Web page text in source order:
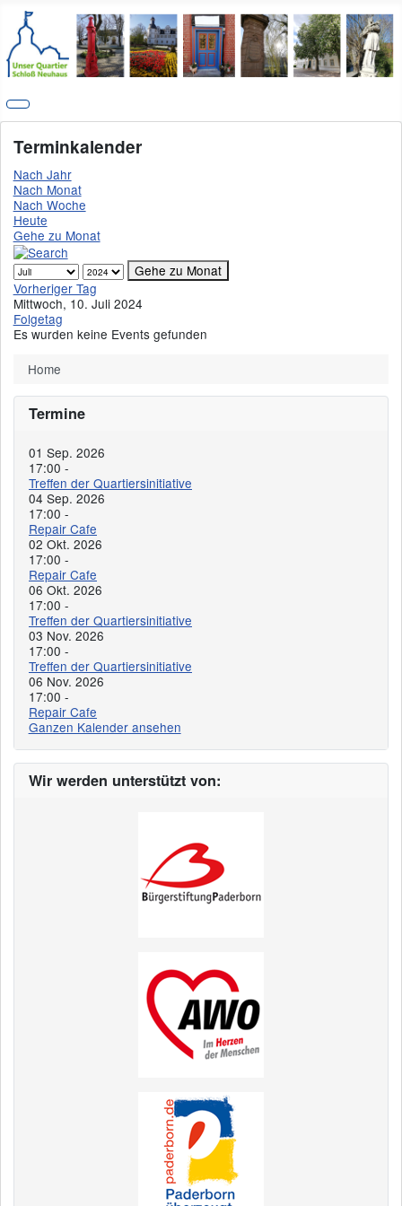
Terminkalender
Nach Jahr
Nach Monat
Nach Woche
Heute
Gehe zu Monat
Gehe zu Monat
Vorheriger Tag
Mittwoch, 10. Juli 2024
Folgetag
Es wurden keine Events gefunden
Home
Termine
01 Sep. 2026
17:00 -
Treffen der Quartiersinitiative
04 Sep. 2026
17:00 -
Repair Cafe
02 Okt. 2026
17:00 -
Repair Cafe
06 Okt. 2026
17:00 -
Treffen der Quartiersinitiative
03 Nov. 2026
17:00 -
Treffen der Quartiersinitiative
06 Nov. 2026
17:00 -
Repair Cafe
Ganzen Kalender ansehen
Wir werden unterstützt von: